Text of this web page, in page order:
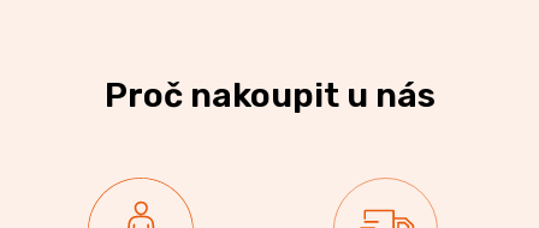
Proč nakoupit u nás